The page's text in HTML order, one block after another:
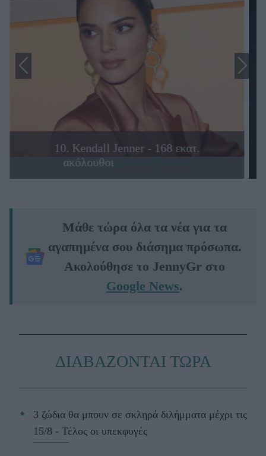
10. Kendall Jenner - 168 εκατ.
ακόλουθοι
Μάθε τώρα όλα τα νέα για τα
αγαπημένα σου διάσημα πρόσωπα.
Ακολούθησε το JennyGr στο
Google News.
ΔΙΑΒΑΖΟΝΤΑΙ ΤΩΡΑ
3 ζώδια θα μπουν σε σκληρά διλήμματα μέχρι τις
15/8 - Τέλος οι υπεκφυγές